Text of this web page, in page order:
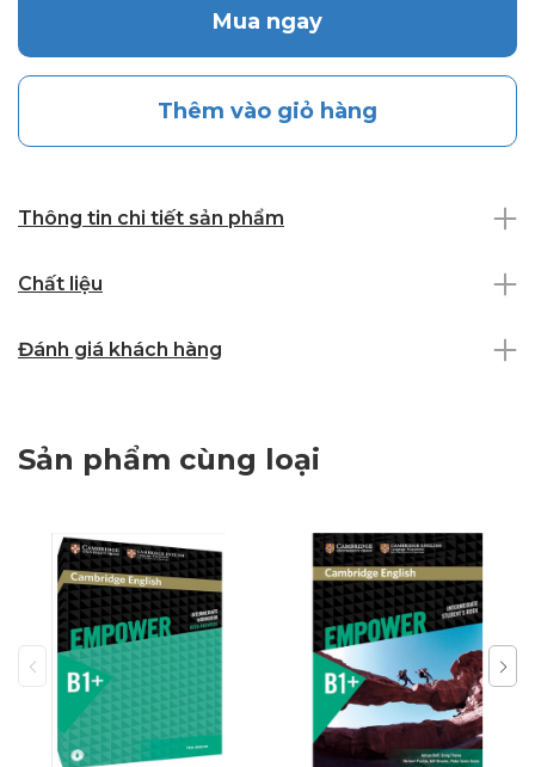
Mua ngay
Thêm vào giỏ hàng
Thông tin chi tiết sản phẩm
Chất liệu
Đánh giá khách hàng
Sản phẩm cùng loại